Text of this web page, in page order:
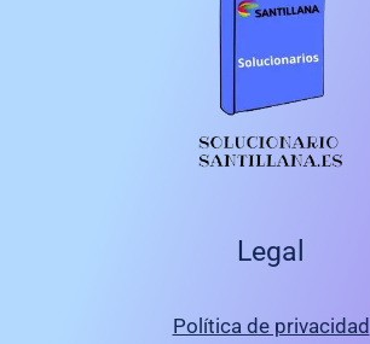
Legal
Política de privacidad